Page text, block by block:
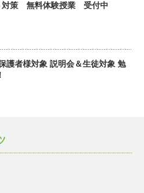
対策 無料体験授業 受付中
護者様対象 説明会＆生徒対象 勉